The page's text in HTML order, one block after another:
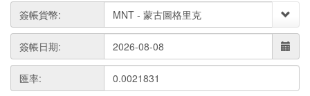
簽帳貨幣:
簽帳日期:
匯率: 0.0021831